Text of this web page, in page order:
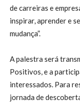
de carreiras e
inspirar, aprender e
mudança”.
A palestra será
Positivos, e a
interessados. Para
jornada de